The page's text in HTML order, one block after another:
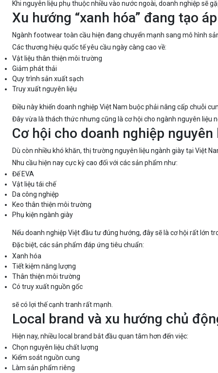
Khi nguyên liệu phụ thuộc nhiều vào nước ngoài, doanh nghiệp sẽ
Xu hướng “xanh hóa” đang tạo
Ngành footwear toàn cầu hiện đang chuyển mạnh sang mô hình
Các thương hiệu quốc tế yêu cầu ngày càng cao về:
Vật liệu thân thiện môi trường
Giảm phát thải
Quy trình sản xuất sạch
Truy xuất nguyên liệu
Điều này khiến doanh nghiệp Việt Nam buộc phải nâng cấp chuỗi
Đây vừa là thách thức nhưng cũng là cơ hội cho ngành nguyên liệu
Cơ hội cho doanh nghiệp
Dù còn nhiều khó khăn, thị trường nguyên liệu ngành giày tại Việt
Nhu cầu hiện nay cực kỳ cao đối với các sản phẩm như:
Đế EVA
Vật liệu tái chế
Da công nghiệp
Keo thân thiện môi trường
Phụ kiện ngành giày
Nếu doanh nghiệp Việt đầu tư đúng hướng, đây sẽ là cơ hội rất lớn
Đặc biệt, các sản phẩm đáp ứng tiêu chuẩn:
Xanh hóa
Tiết kiệm năng lượng
Thân thiện môi trường
Có truy xuất nguồn gốc
sẽ có lợi thế cạnh tranh rất mạnh.
Local brand và xu hướng chủ
Hiện nay, nhiều local brand bắt đầu quan tâm hơn đến việc:
Chọn nguyên liệu chất lượng
Kiểm soát nguồn cung
Làm sản phẩm riêng